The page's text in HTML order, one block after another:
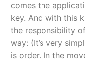
comes the
key. And with this
the responsibility
way: (It’s very
is order. In the